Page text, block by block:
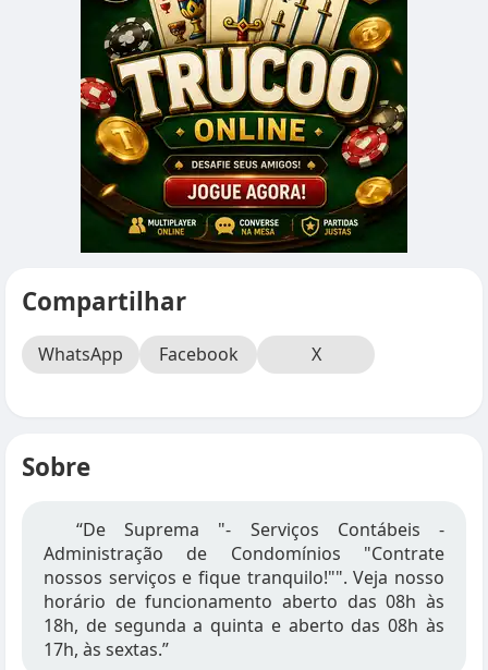
Compartilhar
WhatsApp Facebook X
Sobre
“De Suprema "- Serviços Contábeis -
Administração de Condomínios "Contrate
nossos serviços e fique tranquilo!"". Veja nosso
horário de funcionamento aberto das 08h às
18h, de segunda a quinta e aberto das 08h às
17h, às sextas.”